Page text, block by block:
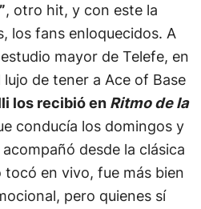
, otro hit, y con este la
los fans enloquecidos. A
mayor de Telefe, en
lujo de tener a Ace of Base
los recibió en Ritmo de la
conducía los domingos y
desde la clásica
en vivo, fue más bien
pero quienes sí